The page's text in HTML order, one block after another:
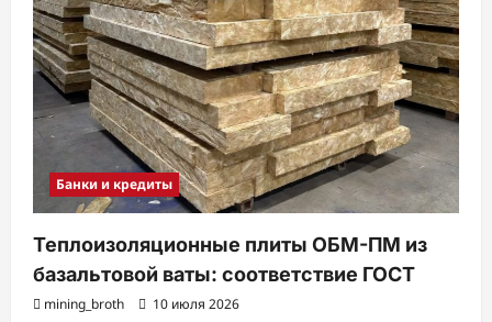
Банки и кредиты
Теплоизоляционные плиты ОБМ-ПМ из
базальтовой ваты: соответствие ГОСТ
mining_broth 10 июля 2026